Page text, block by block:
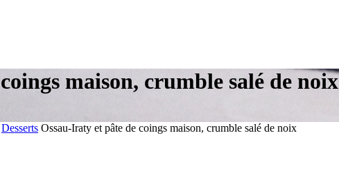
maison, crumble salé de noix
Desserts Ossau-Iraty et pâte de coings maison, crumble salé de noix